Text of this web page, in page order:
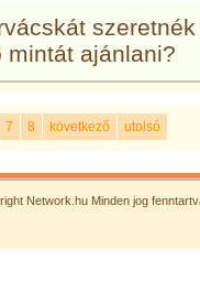
mintát ajánlani?
7 8 következő utolsó
Network.hu Minden jog